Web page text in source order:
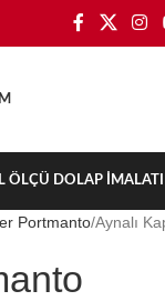
ÖLÇÜ DOLAP İMALATI
Portmanto Aynalı